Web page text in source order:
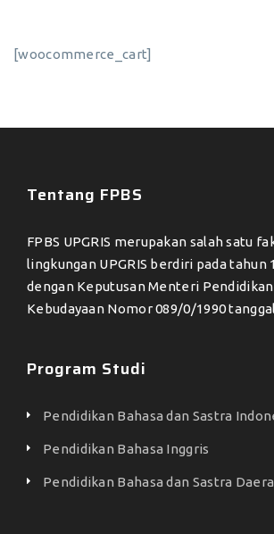
[woocommerce_cart]
Tentang FPBS
FPBS UPGRIS merupakan salah satu
lingkungan UPGRIS berdiri pada tahun
dengan Keputusan Menteri
Kebudayaan Nomor 089/0/1990
Program Studi
Pendidikan Bahasa dan Sastra
Pendidikan Bahasa Inggris
Pendidikan Bahasa dan Sastra